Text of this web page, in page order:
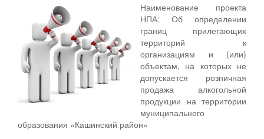
Наименование проекта
НПА: Об определении
границ прилегающих
территорий к
организациям и (или)
объектам, на которых не
допускается розничная
продажа алкогольной
продукции на территории
муниципального
образования «Кашинский район»